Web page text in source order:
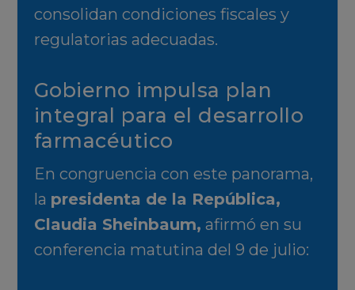
consolidan condiciones fiscales y
regulatorias adecuadas.
Gobierno impulsa plan
integral para el desarrollo
farmacéutico
En congruencia con este panorama,
la presidenta de la República,
Claudia Sheinbaum, afirmó en su
conferencia matutina del 9 de julio: